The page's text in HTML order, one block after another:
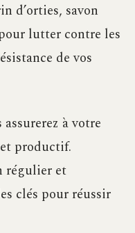
d’orties, savon
lutter contre les
de vos
à votre
productif.
régulier et
clés pour réussir